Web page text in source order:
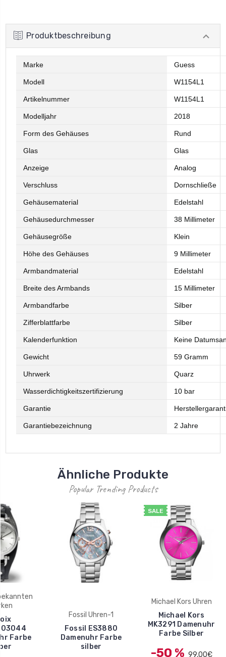
Produktbeschreibung
Marke Guess
Modell W1154L1
Artikelnummer W1154L1
Modelljahr 2018
Form des Gehäuses Rund
Glas Glas
Anzeige Analog
Verschluss Dornschließe
Gehäusematerial Edelstahl
Gehäusedurchmesser 38 Millimeter
Gehäusegröße Klein
Höhe des Gehäuses 9 Millimeter
Armbandmaterial Edelstahl
Breite des Armbands 15 Millimeter
Armbandfarbe Silber
Zifferblattfarbe Silber
Kalenderfunktion Keine
Gewicht 59 Gramm
Uhrwerk Quarz
Wasserdichtigkeitszertifizierung 10 bar
Garantie
Garantiebezeichnung 2 Jahre
Ähnliche Produkte
Popular Trending Products
Farbe
Fossil Uhren-1
Fossil ES3880
Damenuhr Farbe
silber
SALE
Michael Kors Uhren
Michael Kors
MK3291 Damenuhr
Farbe Silber
-50 % 99,00€